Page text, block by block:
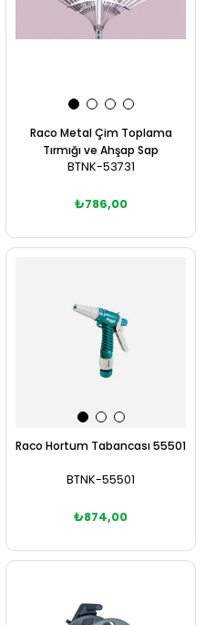
Raco Metal Çim Toplama
Tırmığı ve Ahşap Sap
BTNK-53731
₺786,00
Raco Hortum Tabancası 55501
BTNK-55501
₺874,00